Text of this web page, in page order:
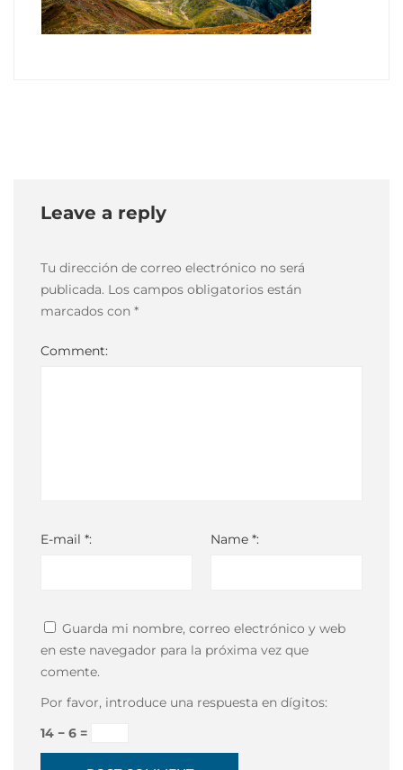
10
Leave a reply
Tu dirección de correo electrónico no será
publicada. Los campos obligatorios están
marcados con *
Comment:
E-mail *: Name *:
Guarda mi nombre, correo electrónico y web
en este navegador para la próxima vez que
comente.
Por favor, introduce una respuesta en dígitos:
14 − 6 =